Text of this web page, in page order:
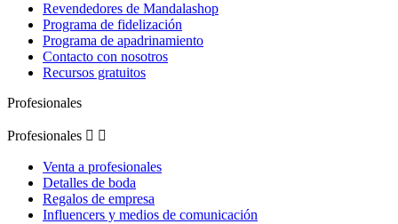
Revendedores de Mandalashop
Programa de fidelización
Programa de apadrinamiento
Contacto con nosotros
Recursos gratuitos
Profesionales
Profesionales  
Venta a profesionales
Detalles de boda
Regalos de empresa
Influencers y medios de comunicación